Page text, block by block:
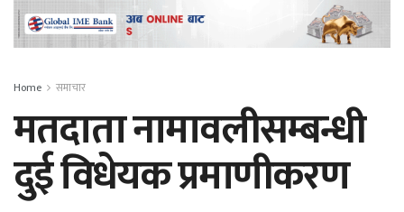
Home समाचार
मतदाता नामावलीसम्बन्धी
दुई विधेयक प्रमाणीकरण